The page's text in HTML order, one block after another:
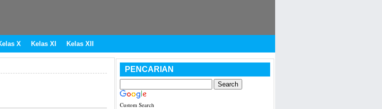
X Kelas XI Kelas XII
PENCARIAN
Custom Search